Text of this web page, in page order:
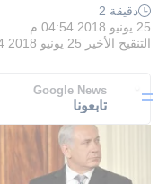
دقيقة 2
25 يونيو 2018 04:54 م
التنقيح الأخير 25 يونيو 2018 05:24 م
Google News
تابعونا